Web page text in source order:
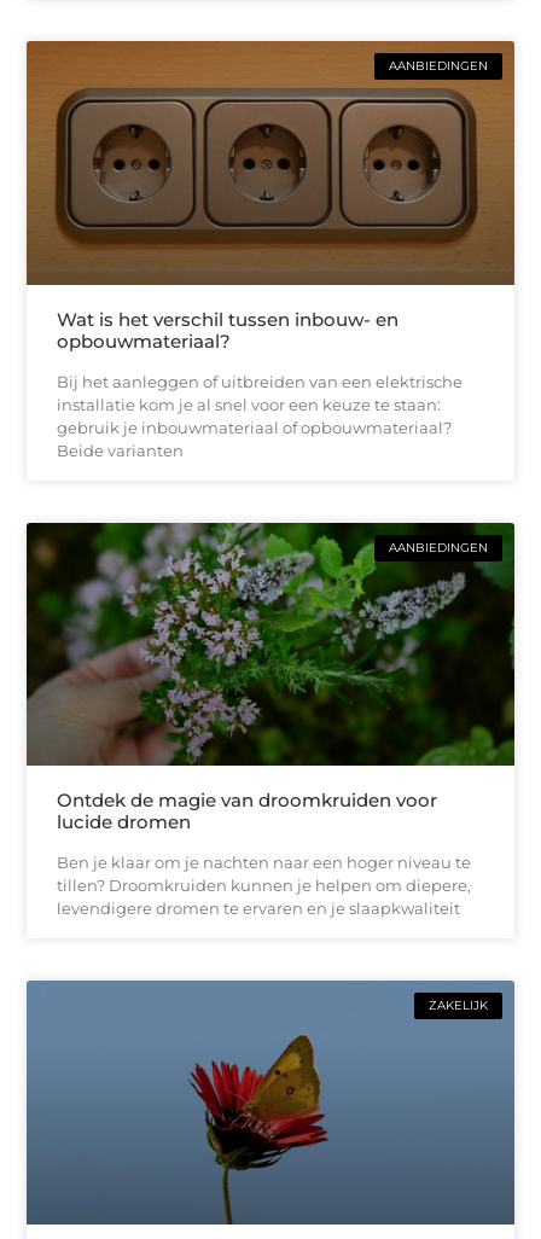
AANBIEDINGEN
Wat is het verschil tussen inbouw- en
opbouwmateriaal?
Bij het aanleggen of uitbreiden van een elektrische
installatie kom je al snel voor een keuze te staan:
gebruik je inbouwmateriaal of opbouwmateriaal?
Beide varianten
AANBIEDINGEN
Ontdek de magie van droomkruiden voor
lucide dromen
Ben je klaar om je nachten naar een hoger niveau te
tillen? Droomkruiden kunnen je helpen om diepere,
levendigere dromen te ervaren en je slaapkwaliteit
ZAKELIJK